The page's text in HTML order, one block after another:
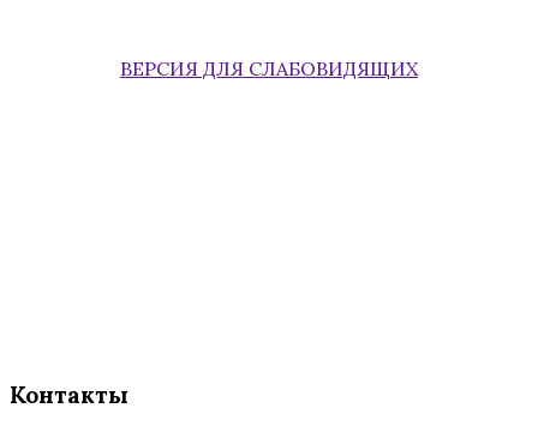
ВЕРСИЯ ДЛЯ СЛАБОВИДЯЩИХ
Контакты